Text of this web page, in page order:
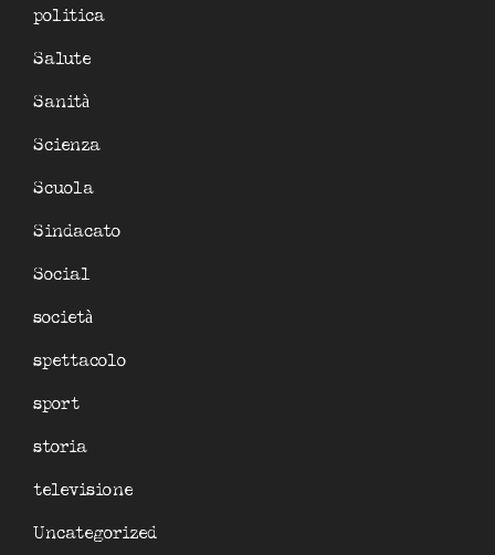
politica
Salute
Sanità
Scienza
Scuola
Sindacato
Social
società
spettacolo
sport
storia
televisione
Uncategorized